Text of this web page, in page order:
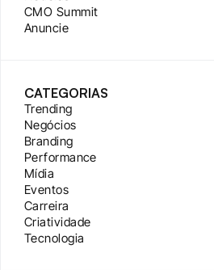
CMO Summit
Anuncie
CATEGORIAS
Trending
Negócios
Branding
Performance
Mídia
Eventos
Carreira
Criatividade
Tecnologia